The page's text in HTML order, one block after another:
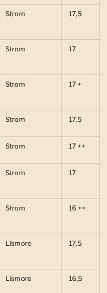
Strom 17,5
Strom 17
Strom 17 +
Strom 17,5
Strom 17 ++
Strom 17
Strom 16 ++
Lismore 17,5
Lismore 16,5